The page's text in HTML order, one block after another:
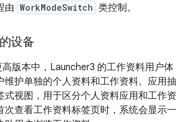
由 WorkModeSwitch 类控制。
设备
版本中，Launcher3 的工作资料用户体
维护单独的个人资料和工作资料。应用抽
式视图，用于区分个人资料应用和工作资
次查看工作资料标签页时，系统会显示一